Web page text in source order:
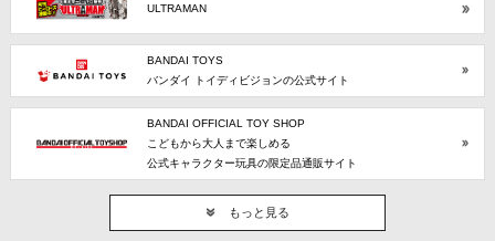
ULTRAMAN
BANDAI TOYS
バンダイ トイディビジョンの公式サイト
BANDAI OFFICIAL TOY SHOP
こどもから大人まで楽しめる
公式キャラクター玩具の限定品通販サイト
もっと見る